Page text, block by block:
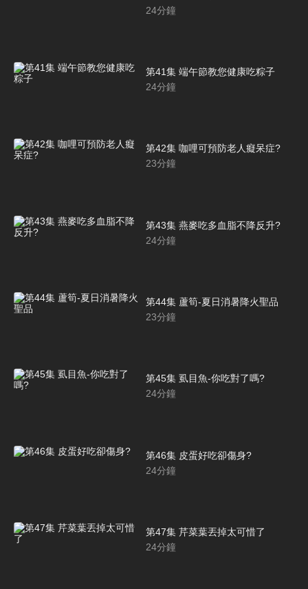
24分鐘
第41集 端午節教您健康吃粽子
24分鐘
第42集 咖哩可預防老人癡呆症?
23分鐘
第43集 燕麥吃多血脂不降反升?
24分鐘
第44集 蘆筍-夏日消暑降火聖品
23分鐘
第45集 虱目魚-你吃對了嗎?
24分鐘
第46集 皮蛋好吃卻傷身?
24分鐘
第47集 芹菜葉丟掉太可惜了
24分鐘